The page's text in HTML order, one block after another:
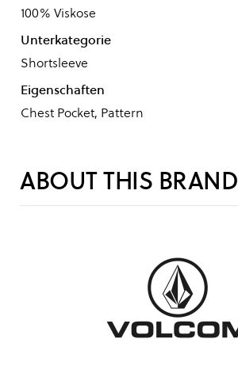
100% Viskose
Unterkategorie
Shortsleeve
Eigenschaften
Chest Pocket, Pattern
ABOUT THIS BRAND